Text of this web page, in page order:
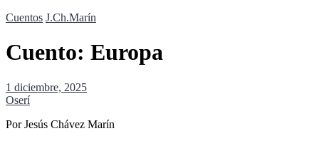
Cuentos J.Ch.Marín
Cuento: Europa
1 diciembre, 2025
Oserí
Por Jesús Chávez Marín